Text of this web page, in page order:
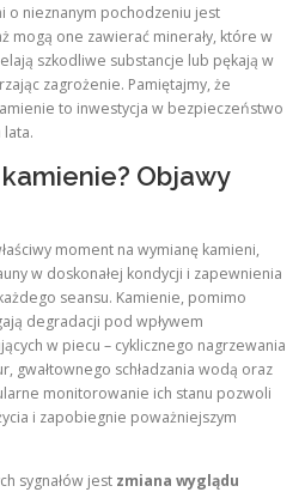
o nieznanym pochodzeniu jest
mogą one zawierać minerały, które w
szkodliwe substancje lub pękają w
zagrożenie. Pamiętajmy, że
to inwestycja w bezpieczeństwo
lata.
Objawy
moment na wymianę kamieni,
w doskonałej kondycji i zapewnienia
seansu. Kamienie, pomimo
degradacji pod wpływem
w piecu – cyklicznego nagrzewania
gwałtownego schładzania wodą oraz
monitorowanie ich stanu pozwoli
i zapobiegnie poważniejszym
sygnałów jest zmiana wyglądu